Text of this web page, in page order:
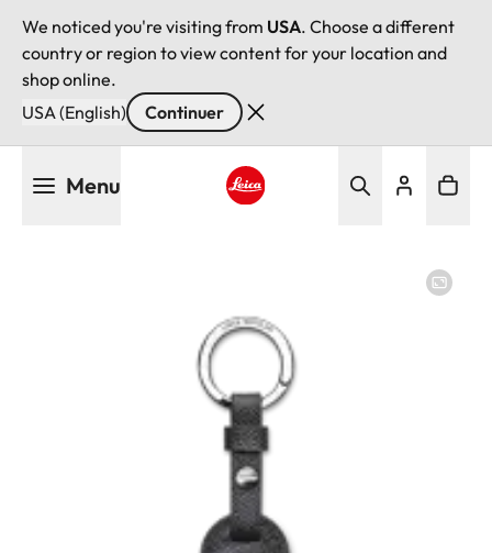
We noticed you're visiting from USA. Choose a different
country or region to view content for your location and
shop online.
USA (English)
Continuer
Menu